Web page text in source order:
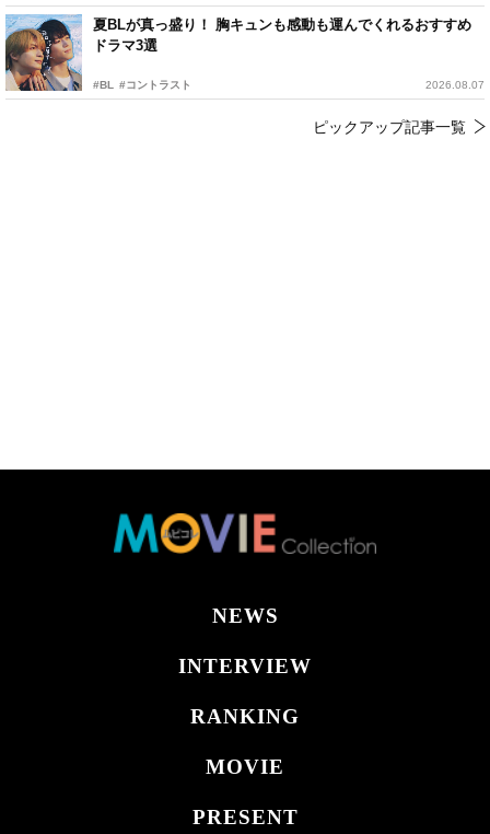
夏BLが真っ盛り！ 胸キュンも感動も運んでくれるおすすめ
ドラマ3選
#BL #コントラスト 2026.08.07
ピックアップ記事一覧
NEWS
INTERVIEW
RANKING
MOVIE
PRESENT